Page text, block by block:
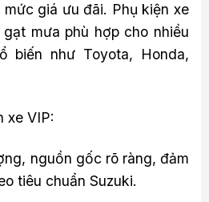
giá ưu đãi. Phụ kiện xe
mưa phù hợp cho nhiều
biến như Toyota, Honda,
xe VIP:
nguồn gốc rõ ràng, đảm
tiêu chuẩn Suzuki.